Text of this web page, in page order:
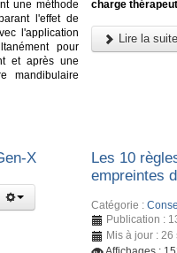
une méthode
l'effet de
l'application
pour
et après une
mandibulaire
charge
Lire la
X
Les 10
empreintes
Catégorie :
Publication :
Mis à jour :